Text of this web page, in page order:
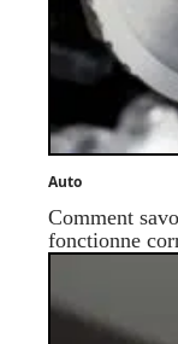
Auto
Comment
fonctionne